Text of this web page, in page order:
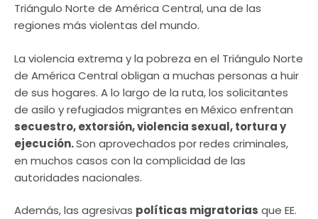
Triángulo Norte de América Central, una de las
regiones más violentas del mundo.
La violencia extrema y la pobreza en el Triángulo Norte
de América Central obligan a muchas personas a huir
de sus hogares. A lo largo de la ruta, los solicitantes
de asilo y refugiados migrantes en México enfrentan
secuestro, extorsión, violencia sexual, tortura y
ejecución.Son aprovechados por redes criminales,
en muchos casos con la complicidad de las
autoridades nacionales.
Además, las agresivas políticas migratorias que EE.